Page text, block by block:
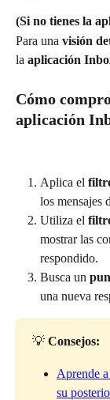
(Si no tienes la
Para una visión
la aplicación
Cómo
aplicación
Aplica el
los mensajes
Utiliza el
mostrar las
respondido.
Busca un
una nueva
💡 Consejos:
Aprende a
su